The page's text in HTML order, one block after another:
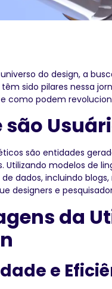
do design, a
sido pilares nessa
como podem
são
são entidades
Utilizando modelos de
dados, incluindo
designers e
da
e